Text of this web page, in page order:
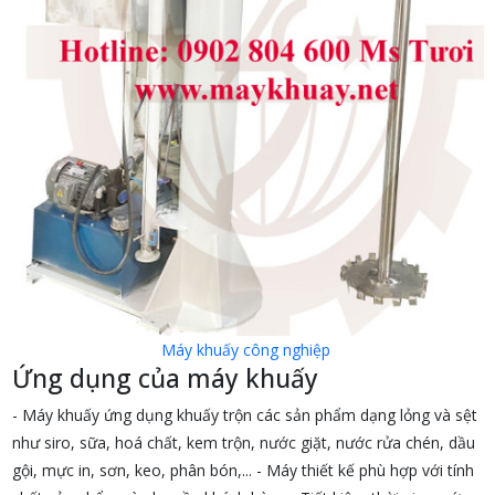
Máy khuấy công nghiệp
Ứng dụng của máy khuấy
- Máy khuấy ứng dụng khuấy trộn các sản phẩm dạng lỏng và sệt
như siro, sữa, hoá chất, kem trộn, nước giặt, nước rửa chén, dầu
gội, mực in, sơn, keo, phân bón,... - Máy thiết kế phù hợp với tính